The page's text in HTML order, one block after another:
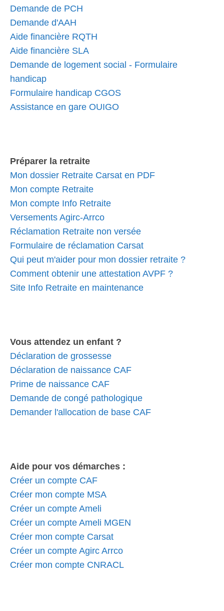
Demande de PCH
Demande d'AAH
Aide financière RQTH
Aide financière SLA
Demande de logement social - Formulaire
handicap
Formulaire handicap CGOS
Assistance en gare OUIGO
Préparer la retraite
Mon dossier Retraite Carsat en PDF
Mon compte Retraite
Mon compte Info Retraite
Versements Agirc-Arrco
Réclamation Retraite non versée
Formulaire de réclamation Carsat
Qui peut m'aider pour mon dossier retraite ?
Comment obtenir une attestation AVPF ?
Site Info Retraite en maintenance
Vous attendez un enfant ?
Déclaration de grossesse
Déclaration de naissance CAF
Prime de naissance CAF
Demande de congé pathologique
Demander l'allocation de base CAF
Aide pour vos démarches :
Créer un compte CAF
Créer mon compte MSA
Créer un compte Ameli
Créer un compte Ameli MGEN
Créer mon compte Carsat
Créer un compte Agirc Arrco
Créer mon compte CNRACL